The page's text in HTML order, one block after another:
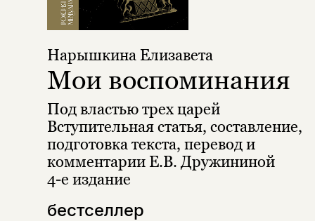
бестселлер
Нарышкина Елизавета
Мои воспоминания
Под властью трех царей
Вступительная статья, составление,
подготовка текста, перевод и
комментарии Е.В. Дружининой
4-е издание